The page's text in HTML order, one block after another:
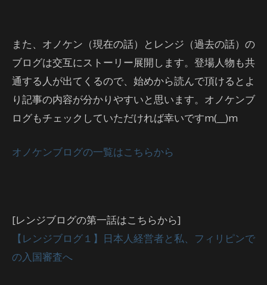
また、オノケン（現在の話）とレンジ（過去の話）の
ブログは交互にストーリー展開します。登場人物も共
通する人が出てくるので、始めから読んで頂けるとよ
り記事の内容が分かりやすいと思います。オノケンブ
ログもチェックしていただければ幸いですm(__)m
オノケンブログの一覧はこちらから
[レンジブログの第一話はこちらから]
【レンジブログ１】日本人経営者と私、フィリピンで
の入国審査へ